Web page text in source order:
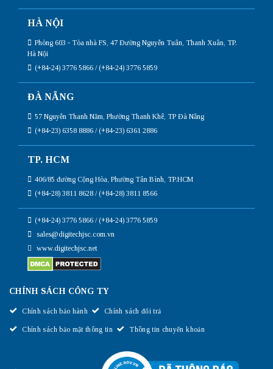
HÀ NỘI
Phòng 603 - Tòa nhà FS, 47 Đường Nguyễn Tuân, Thanh Xuân, TP.
Hà Nội
(+84-24) 3776 5866 / (+84-24) 3776 5859
ĐÀ NẴNG
57 Nguyễn Thanh Năm, Phường Thanh Khê, TP Đà Nẵng
(+84-23) 6358 8886 / (+84-23) 6361 2886
TP. HCM
406/85 đường Cộng Hòa, Phường Tân Bình, TP.HCM
(+84-28) 3811 8628 / (+84-28) 3811 8566
(+84-24) 3776 5866 / (+84-24) 3776 5859
sales@digitechjsc.com.vn
www.digitechjsc.net
CHÍNH SÁCH CÔNG TY
Chính sách bảo hành Chính sách đổi trả
Chính sách bảo mật thông tin Thông tin chuyển khoản